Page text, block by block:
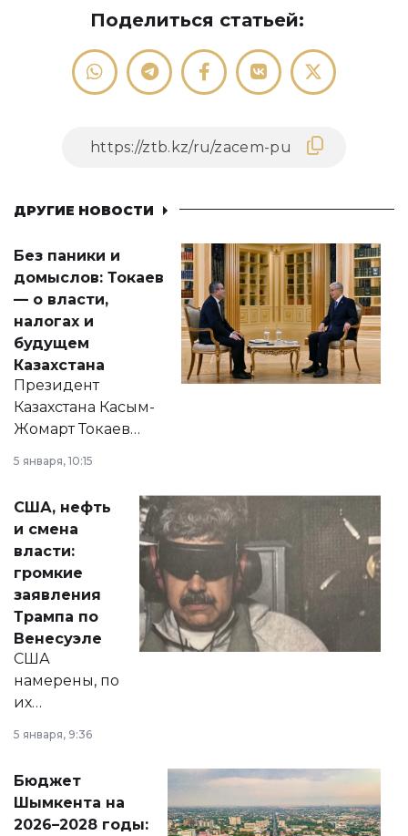
Поделиться статьей:
ДРУГИЕ НОВОСТИ
Без паники и
домыслов: Токаев
— о власти,
налогах и
будущем
Казахстана
Президент
Казахстана Касым-
Жомарт Токаев
сразу несколько
актуальных тем —
от слухов о
политических
реформах до
вопросов армии,
экономики и
личного здоровья.
5 января, 10:15
США, нефть
и смена
власти:
громкие
заявления
Трампа по
Венесуэле
США
намерены, по
их
принести
народу
Венесуэлы.
5 января, 9:36
Бюджет
Шымкента на
2026–2028 годы: